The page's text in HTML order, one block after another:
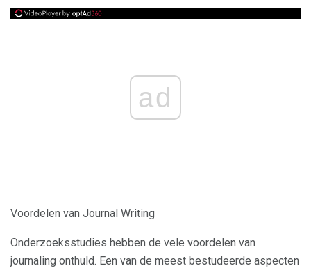
ad
Voordelen van Journal Writing
Onderzoeksstudies hebben de vele voordelen van
journaling onthuld. Een van de meest bestudeerde aspecten